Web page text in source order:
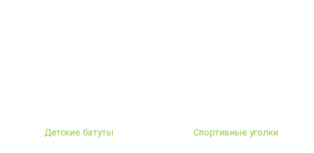
Детские батуты Спортивные уголки